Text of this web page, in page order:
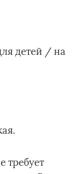
детей / на
требует